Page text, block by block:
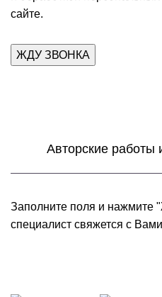
сайте.
Авторские работы
Заполните поля и
специалист свяжется с